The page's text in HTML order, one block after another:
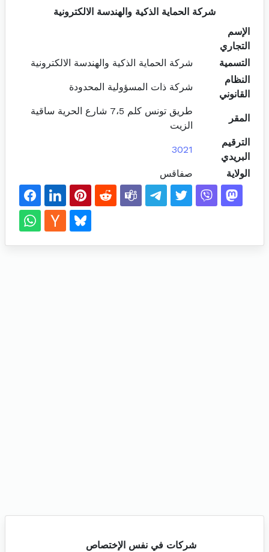
شركة الحماية الذكية والهندسة الالكترونية
الإسم
التجاري
التسمية
شركة الحماية الذكية والهندسة الالكترونية
النظام
القانوني
شركة ذات المسؤولية المحدودة
المقر
طريق تونس كلم 7،5 شارع الحرية ساقية
الزيت
الترقيم
البريدي
3021
الولاية صفاقس
شركات في نفس الإختصاص